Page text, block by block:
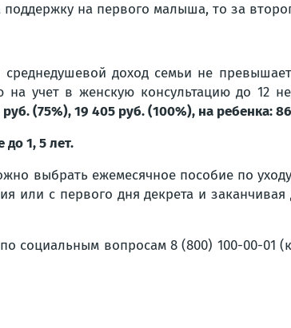
поддержку на первого малыша, то за
среднедушевой доход семьи не
учет в женскую консультацию до 12
(75%), 19 405 руб. (100%), на ребенка:
1, 5 лет.
выбрать ежемесячное пособие по
или с первого дня декрета и
социальным вопросам 8 (800) 100-00-01